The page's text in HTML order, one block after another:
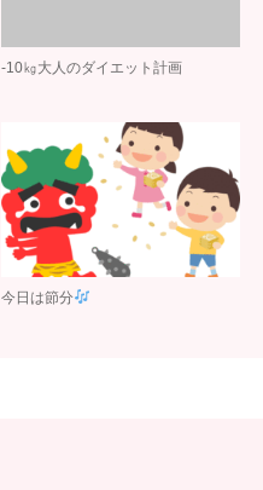
-10㎏大人のダイエット計画
今日は節分